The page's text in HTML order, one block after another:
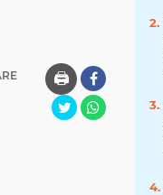
🖨️